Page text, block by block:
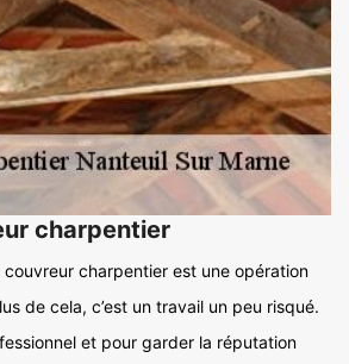
charpentier
couvreur charpentier est une opération
de cela, c’est un travail un peu risqué.
et pour garder la réputation